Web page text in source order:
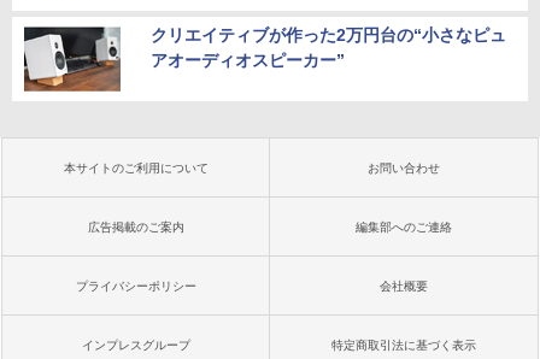
クリエイティブが作った2万円台の“小さなピュ
アオーディオスピーカー”
本サイトのご利用について お問い合わせ
広告掲載のご案内 編集部へのご連絡
プライバシーポリシー 会社概要
インプレスグループ 特定商取引法に基づく表示